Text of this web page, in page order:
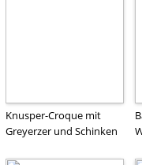
Knusper-Croque mit
Greyerzer und Schinken